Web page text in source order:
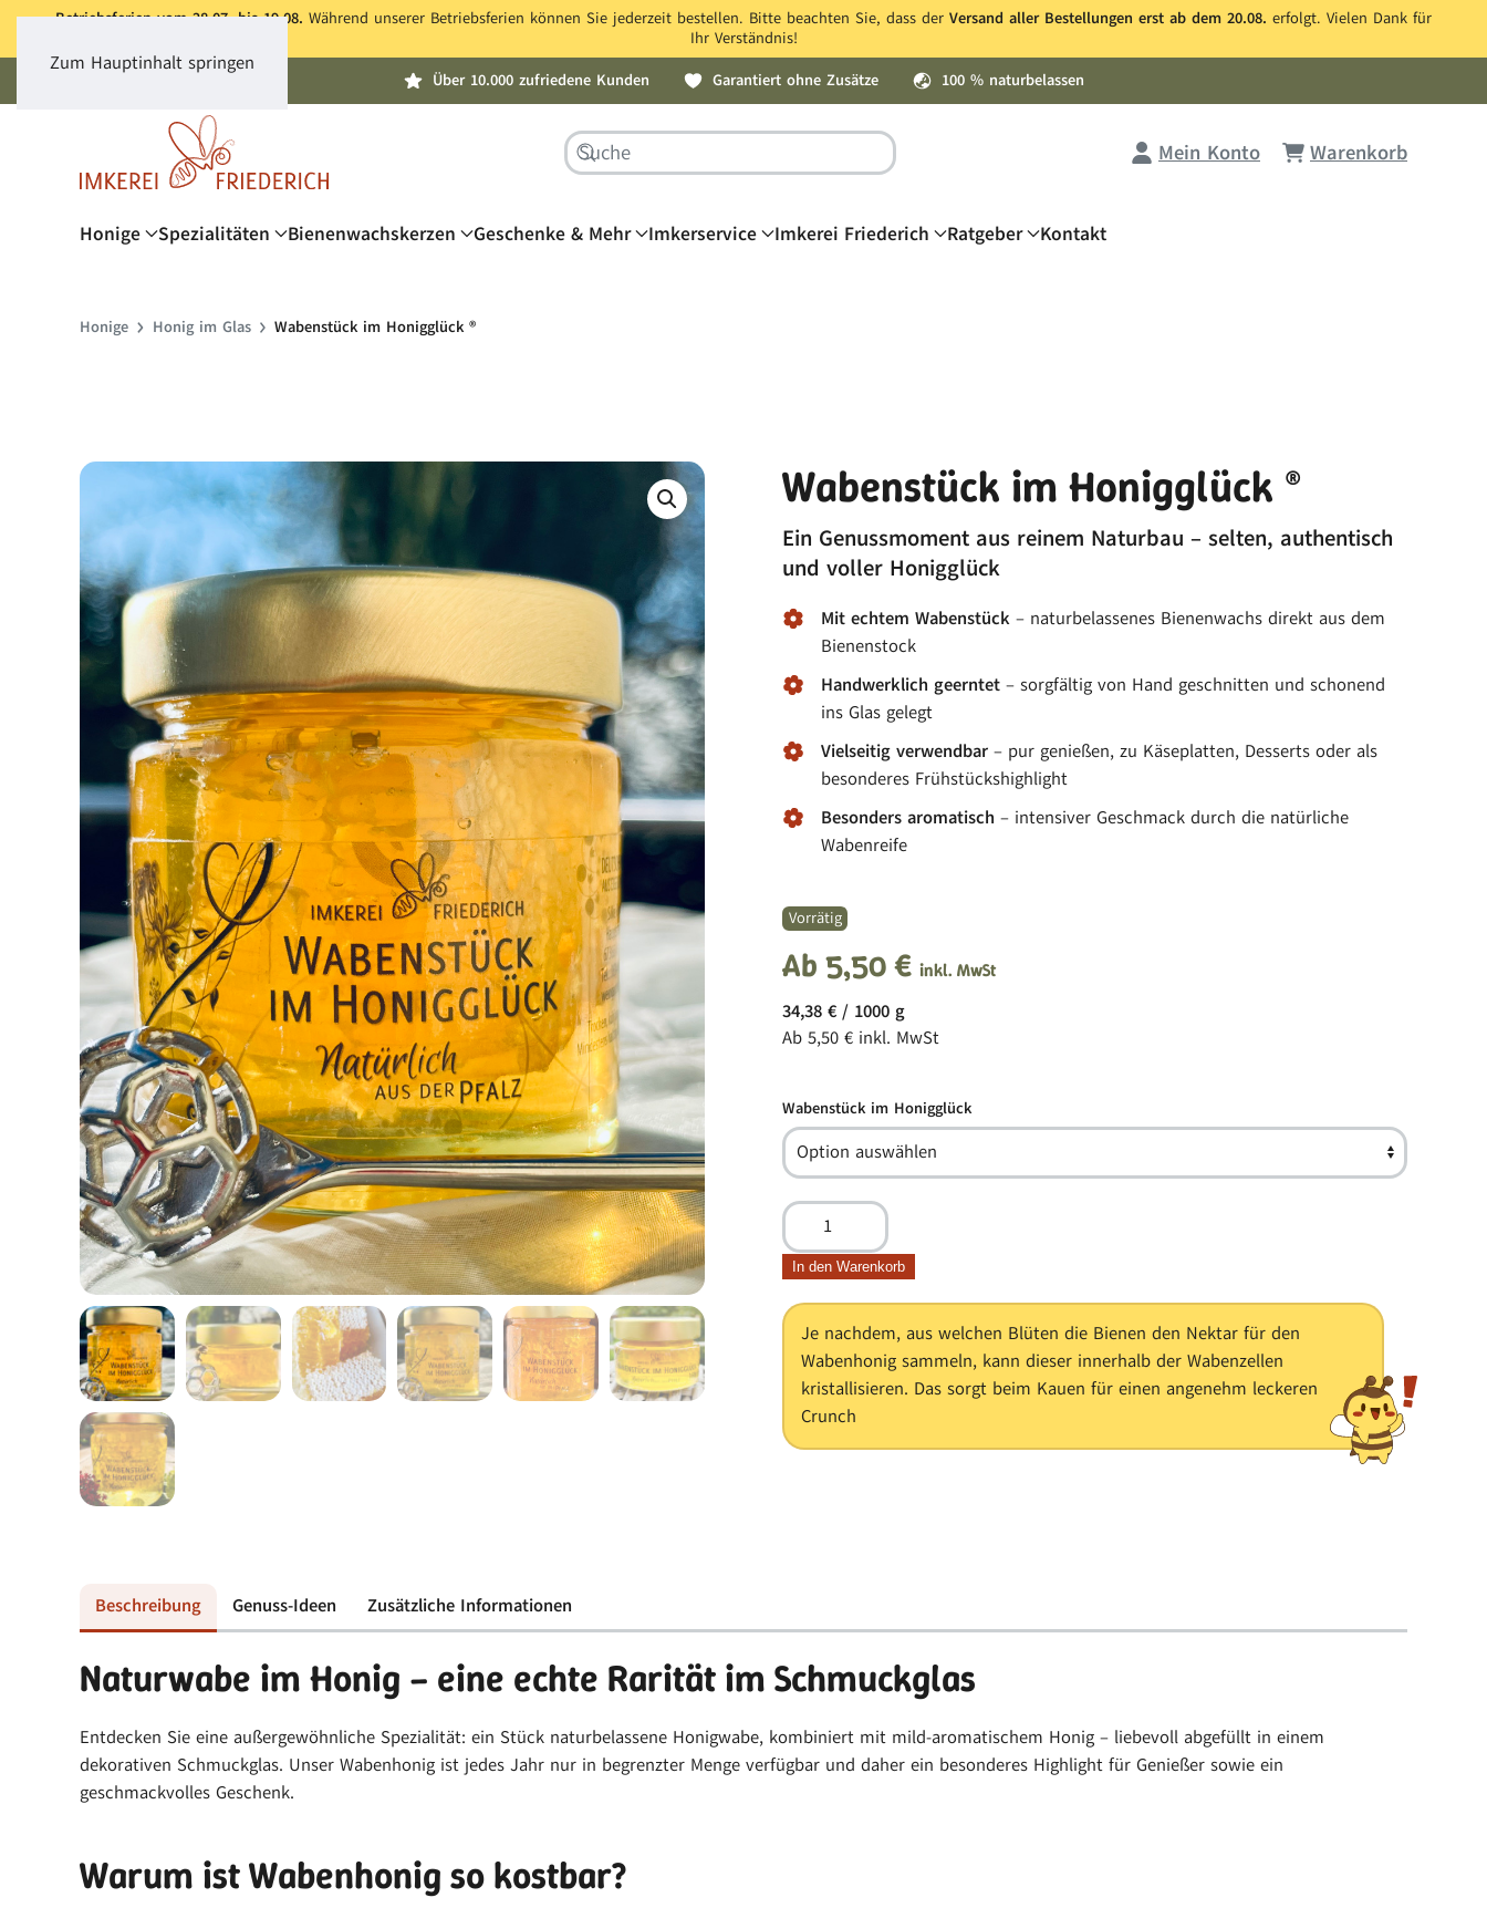
Betriebsferien vom 28.07. bis 19.08. Während unserer Betriebsferien können Sie jederzeit bestellen. Bitte beachten Sie, dass der Versand aller Bestellungen erst ab dem 20.08. erfolgt. Vielen Dank für
Ihr Verständnis!
Zum Hauptinhalt springen
Über 10.000 zufriedene Kunden Garantiert ohne Zusätze 100 % naturbelassen
Mein Konto Warenkorb
Honige Spezialitäten Bienenwachskerzen Geschenke & Mehr Imkerservice Imkerei Friederich Ratgeber Kontakt
Honige Honig im Glas Wabenstück im Honigglück ®
Wabenstück im Honigglück ®
Ein Genussmoment aus reinem Naturbau – selten, authentisch
und voller Honigglück
Mit echtem Wabenstück – naturbelassenes Bienenwachs direkt aus dem
Bienenstock
Handwerklich geerntet – sorgfältig von Hand geschnitten und schonend
ins Glas gelegt
Vielseitig verwendbar – pur genießen, zu Käseplatten, Desserts oder als
besonderes Frühstückshighlight
Besonders aromatisch – intensiver Geschmack durch die natürliche
Wabenreife
Vorrätig
Ab 5,50€ inkl. MwSt
34,38 € / 1000 g
Ab 5,50 € inkl. MwSt
Wabenstück im Honigglück
Wabenstück
im
Honigglück
Menge
In den Warenkorb
Je nachdem, aus welchen Blüten die Bienen den Nektar für den
Wabenhonig sammeln, kann dieser innerhalb der Wabenzellen
kristallisieren. Das sorgt beim Kauen für einen angenehm leckeren
Crunch
Beschreibung Genuss-Ideen Zusätzliche Informationen
Naturwabe im Honig – eine echte Rarität im Schmuckglas
Entdecken Sie eine außergewöhnliche Spezialität: ein Stück naturbelassene Honigwabe, kombiniert mit mild-aromatischem Honig – liebevoll abgefüllt in einem
dekorativen Schmuckglas. Unser Wabenhonig ist jedes Jahr nur in begrenzter Menge verfügbar und daher ein besonderes Highlight für Genießer sowie ein
geschmackvolles Geschenk.
Warum ist Wabenhonig so kostbar?